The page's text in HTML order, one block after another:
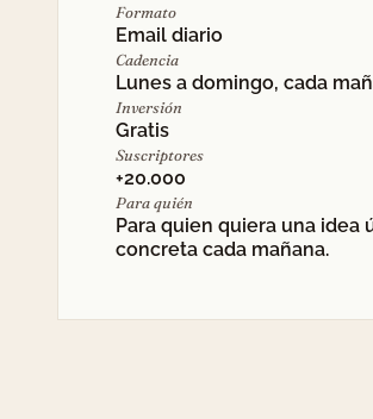
Formato
Email diario
Cadencia
Lunes a domingo, cada
Inversión
Gratis
Suscriptores
+20.000
Para quién
Para quien quiera una idea
concreta cada mañana.